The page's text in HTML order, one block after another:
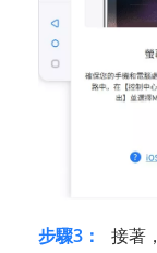
步驟3：
接著